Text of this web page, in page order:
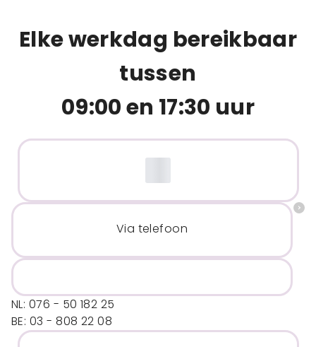
Elke werkdag bereikbaar
tussen
09:00 en 17:30 uur
Via telefoon
NL: 076 - 50 182 25
BE: 03 - 808 22 08